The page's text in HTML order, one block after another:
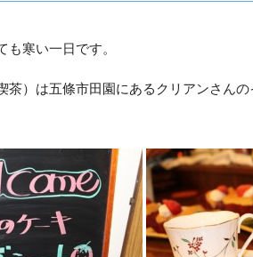
寒い一日です。
茶）は五條市田園にあるクリアンさん